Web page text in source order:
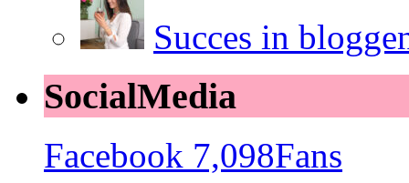
Succes in
SocialMedia
Facebook 7,098Fans